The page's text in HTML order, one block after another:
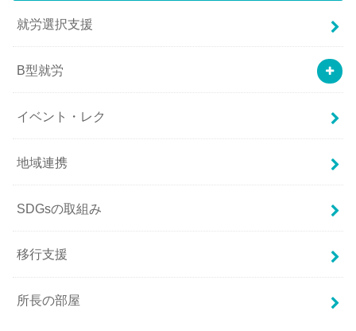
就労選択支援
B型就労
イベント・レク
地域連携
SDGsの取組み
移行支援
所長の部屋